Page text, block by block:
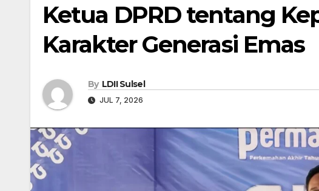
Ketua DPRD tentang
Karakter Generasi Emas
By LDII Sulsel
JUL 7, 2026